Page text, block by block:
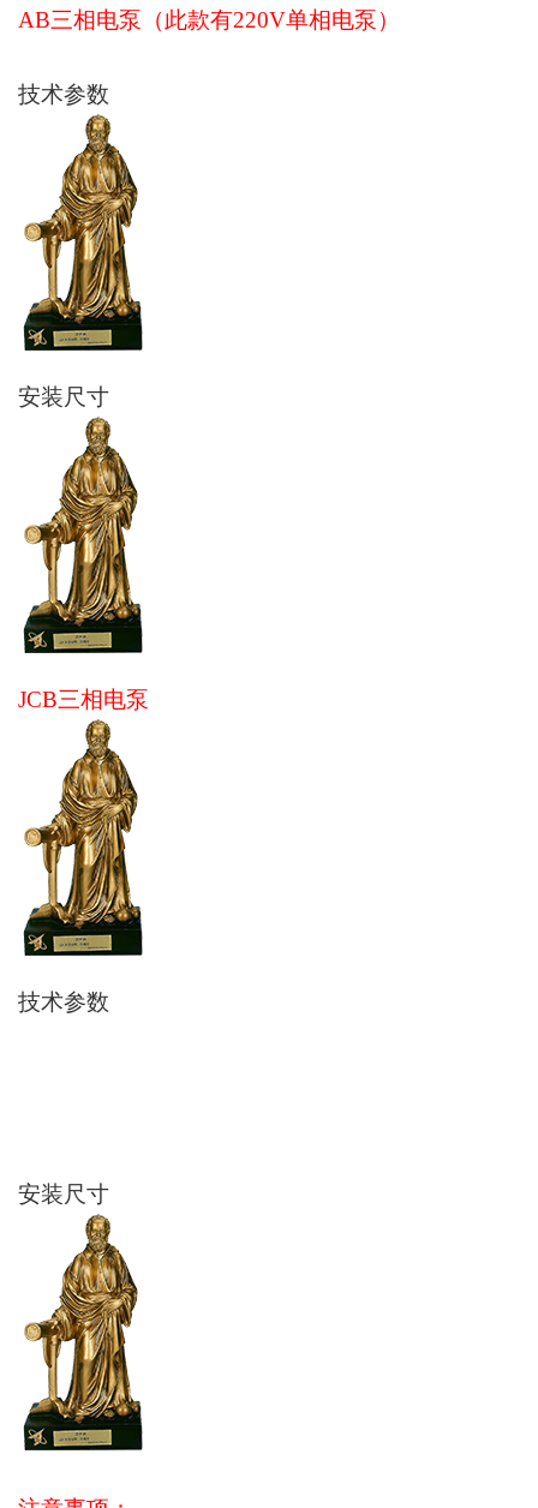
AB三相电泵（此款有220V单相电泵）
技术参数
安装尺寸
JCB三相电泵
技术参数
安装尺寸